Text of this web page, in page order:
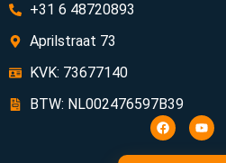
+31 6 48720893
Aprilstraat 73
KVK: 73677140
BTW: NL002476597B39